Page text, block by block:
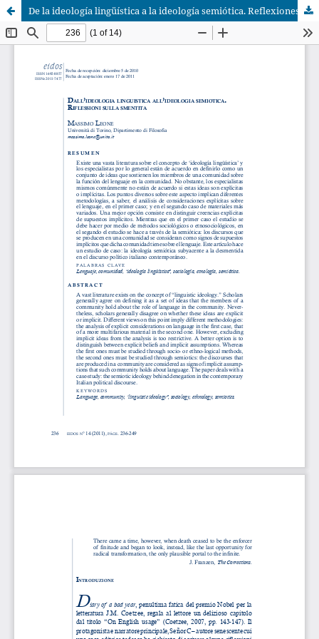
De la ideología lingüística a la ideología semiótica. Reflexiones sobre la negación. [Italiano]